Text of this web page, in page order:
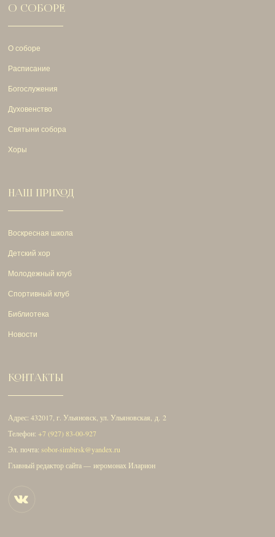
О СОБОРЕ
О соборе
Расписание
Богослужения
Духовенство
Святыни собора
Хоры
НАШ ПРИХОД
Воскресная школа
Детский хор
Молодежный клуб
Спортивный клуб
Библиотека
Новости
КОНТАКТЫ
Адрес: 432017, г. Ульяновск, ул. Ульяновская, д. 2
Телефон:+7 (927) 83-00-927
Эл. почта:sobor-simbirsk@yandex.ru
Главный редактор сайта — иеромонах Иларион